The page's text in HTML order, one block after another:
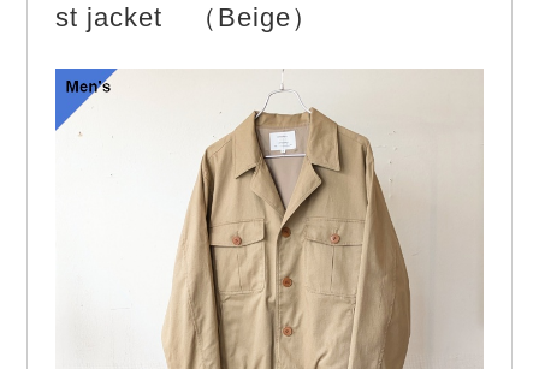
st jacket （Beige）